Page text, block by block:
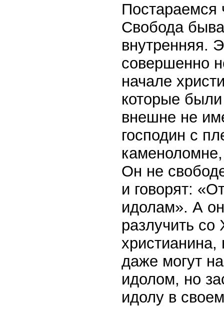
Постараемся
Свобода
внутренняя.
совершенно
начале
которые
внешне не
господин с
Он не
и говорят:
идолам». А
разлучить
даже могут
идолом, но
идолу в